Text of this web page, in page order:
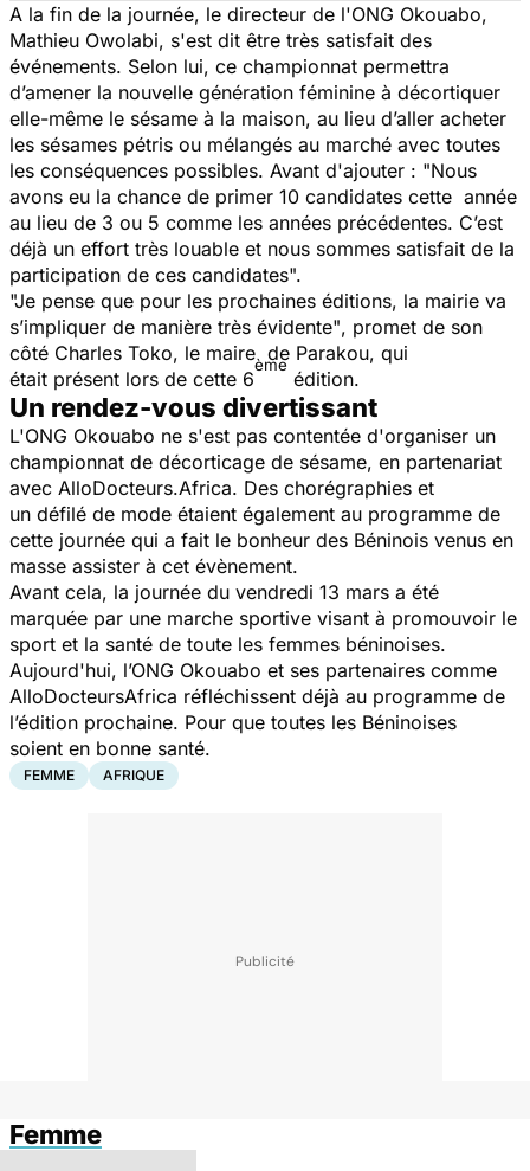
A la fin de la journée, le directeur de l'ONG Okouabo,
Mathieu Owolabi, s'est dit être très satisfait des
événements. Selon lui, ce championnat permettra
d’amener la nouvelle génération féminine à décortiquer
elle-même le sésame à la maison, au lieu d’aller acheter
les sésames pétris ou mélangés au marché avec toutes
les conséquences possibles. Avant d'ajouter : "Nous
avons eu la chance de primer 10 candidates cette année
au lieu de 3 ou 5 comme les années précédentes. C’est
déjà un effort très louable et nous sommes satisfait de la
participation de ces candidates".
"Je pense que pour les prochaines éditions, la mairie va
s’impliquer de manière très évidente", promet de son
côté Charles Toko, le maire de Parakou, qui
était présent lors de cette 6
ème
édition.
Un rendez-vous divertissant
L'ONG Okouabo ne s'est pas contentée d'organiser un
championnat de décorticage de sésame, en partenariat
avec AlloDocteurs.Africa. Des chorégraphies et
un défilé de mode étaient également au programme de
cette journée qui a fait le bonheur des Béninois venus en
masse assister à cet évènement.
Avant cela, la journée du vendredi 13 mars a été
marquée par une marche sportive visant à promouvoir le
sport et la santé de toute les femmes béninoises.
Aujourd'hui, l’ONG Okouabo et ses partenaires comme
AlloDocteursAfrica réfléchissent déjà au programme de
l’édition prochaine. Pour que toutes les Béninoises
soient en bonne santé.
FEMME AFRIQUE
Femme